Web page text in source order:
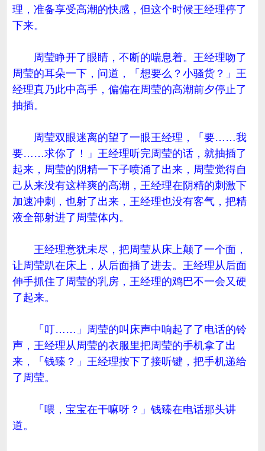
理，准备享受高潮的快感，但这个时候王经理停了
下来。
周莹睁开了眼睛，不断的喘息着。王经理吻了
周莹的耳朵一下，问道，「想要么？小骚货？」王
经理真乃此中高手，偏偏在周莹的高潮前夕停止了
抽插。
周莹双眼迷离的望了一眼王经理，「要……我
要……求你了！」王经理听完周莹的话，就抽插了
起来，周莹的阴精一下子喷涌了出来，周莹觉得自
己从来没有这样爽的高潮，王经理在阴精的刺激下
加速冲刺，也射了出来，王经理也没有客气，把精
液全部射进了周莹体内。
王经理意犹未尽，把周莹从床上颠了一个面，
让周莹趴在床上，从后面插了进去。王经理从后面
伸手抓住了周莹的乳房，王经理的鸡巴不一会又硬
了起来。
「叮……」周莹的叫床声中响起了了电话的铃
声，王经理从周莹的衣服里把周莹的手机拿了出
来，「钱臻？」王经理按下了接听键，把手机递给
了周莹。
「喂，宝宝在干嘛呀？」钱臻在电话那头讲
道。